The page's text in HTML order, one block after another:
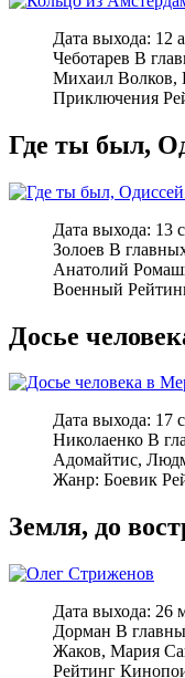
Дата выхода: 12
Чеботарев В
Михаил Волков,
Приключения
Где ты был,
Дата выхода: 13
Золоев В
Анатолий
Военный
Досье
Дата выхода: 17
Николаенко В
Адомайтис,
Жанр: Боевик
Земля, до
Дата выхода: 26
Дорман В
Жаков, Мария
Рейтинг